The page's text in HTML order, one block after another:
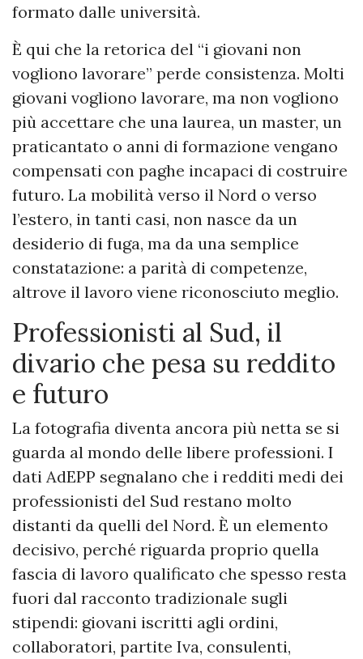
formato dalle università.
È qui che la retorica del “i giovani non
vogliono lavorare” perde consistenza. Molti
giovani vogliono lavorare, ma non vogliono
più accettare che una laurea, un master, un
praticantato o anni di formazione vengano
compensati con paghe incapaci di costruire
futuro. La mobilità verso il Nord o verso
l’estero, in tanti casi, non nasce da un
desiderio di fuga, ma da una semplice
constatazione: a parità di competenze,
altrove il lavoro viene riconosciuto meglio.
Professionisti al Sud, il
divario che pesa su reddito
e futuro
La fotografia diventa ancora più netta se si
guarda al mondo delle libere professioni. I
dati AdEPP segnalano che i redditi medi dei
professionisti del Sud restano molto
distanti da quelli del Nord. È un elemento
decisivo, perché riguarda proprio quella
fascia di lavoro qualificato che spesso resta
fuori dal racconto tradizionale sugli
stipendi: giovani iscritti agli ordini,
collaboratori, partite Iva, consulenti,